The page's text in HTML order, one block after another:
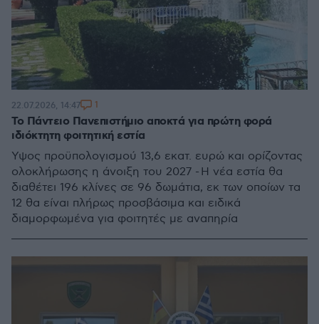
Το Πάντειο Πανεπιστήμιο αποκτά για πρώτη φορά
ιδιόκτητη φοιτητική εστία
Ύψος προϋπολογισμού 13,6 εκατ. ευρώ και ορίζοντας
ολοκλήρωσης η άνοιξη του 2027 - Η νέα εστία θα
διαθέτει 196 κλίνες σε 96 δωμάτια, εκ των οποίων τα
12 θα είναι πλήρως προσβάσιμα και ειδικά
διαμορφωμένα για φοιτητές με αναπηρία
22.07.2026, 14:47 1